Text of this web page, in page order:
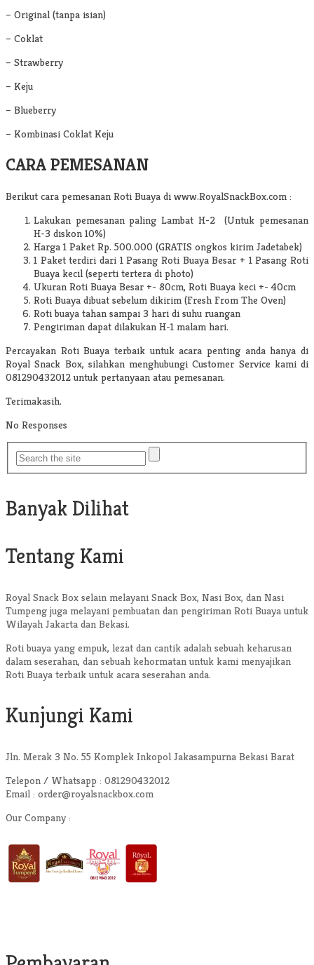
– Original (tanpa isian)
– Coklat
– Strawberry
– Keju
– Blueberry
– Kombinasi Coklat Keju
CARA PEMESANAN
Berikut cara pemesanan Roti Buaya di www.RoyalSnackBox.com :
Lakukan pemesanan paling Lambat H-2 (Untuk pemesanan
H-3 diskon 10%)
Harga 1 Paket Rp. 500.000 (GRATIS ongkos kirim Jadetabek)
1 Paket terdiri dari 1 Pasang Roti Buaya Besar + 1 Pasang Roti
Buaya kecil (seperti tertera di photo)
Ukuran Roti Buaya Besar +- 80cm, Roti Buaya keci +- 40cm
Roti Buaya dibuat sebelum dikirim (Fresh From The Oven)
Roti buaya tahan sampai 3 hari di suhu ruangan
Pengiriman dapat dilakukan H-1 malam hari.
Percayakan Roti Buaya terbaik untuk acara penting anda hanya di
Royal Snack Box, silahkan menghubungi Customer Service kami di
081290432012 untuk pertanyaan atau pemesanan.
Terimakasih.
No Responses
Banyak Dilihat
Tentang Kami
Royal Snack Box selain melayani Snack Box, Nasi Box, dan Nasi
Tumpeng juga melayani pembuatan dan pengiriman Roti Buaya untuk
Wilayah Jakarta dan Bekasi.
Roti buaya yang empuk, lezat dan cantik adalah sebuah keharusan
dalam seserahan, dan sebuah kehormatan untuk kami menyajikan
Roti Buaya terbaik untuk acara seserahan anda.
Kunjungi Kami
Jln. Merak 3 No. 55 Komplek Inkopol Jakasampurna Bekasi Barat
Telepon / Whatsapp : 081290432012
Email : order@royalsnackbox.com
Our Company :